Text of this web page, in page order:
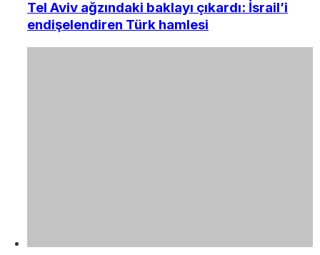
Tel Aviv ağzındaki baklayı çıkardı: İsrail’i
endişelendiren Türk hamlesi